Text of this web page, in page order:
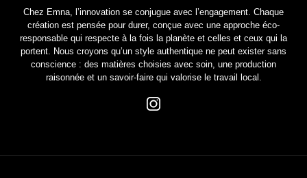
Chez Emna, l’innovation se conjugue avec l’engagement. Chaque
création est pensée pour durer, conçue avec une approche éco-
responsable qui respecte à la fois la planète et celles et ceux qui la
portent. Nous croyons qu’un style authentique ne peut exister sans
conscience : des matières choisies avec soin, une production
raisonnée et un savoir-faire qui valorise le travail local.